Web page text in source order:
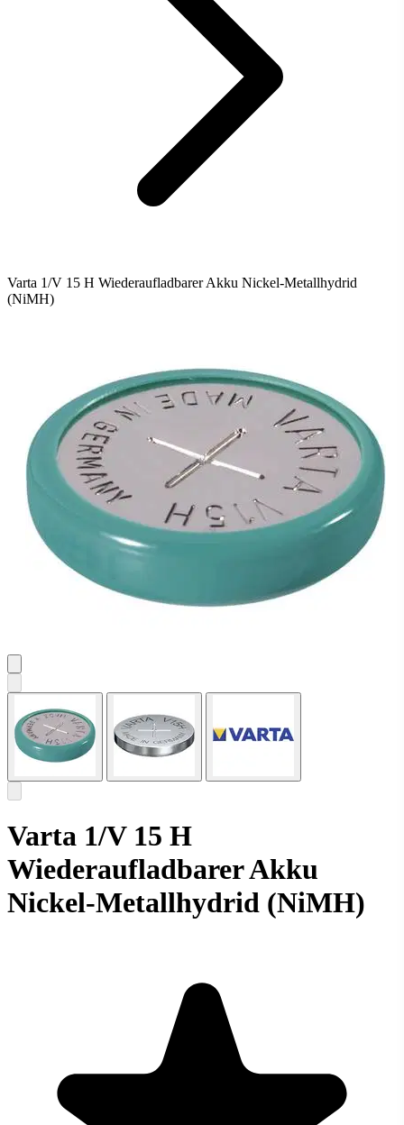
Varta 1/V 15 H Wiederaufladbarer Akku Nickel-Metallhydrid
(NiMH)
Varta 1/V 15 H
Wiederaufladbarer Akku
Nickel-Metallhydrid (NiMH)